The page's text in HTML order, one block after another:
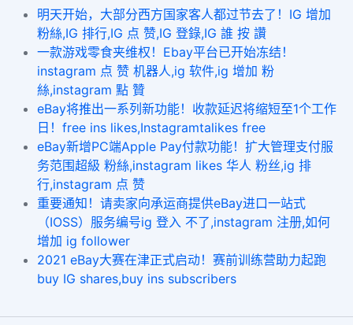
明天开始，大部分西方国家客人都过节去了！IG 增加
粉絲,IG 排行,IG 点 赞,IG 登錄,IG 誰 按 讚
一款游戏零食夹维权！Ebay平台已开始冻结！
instagram 点 赞 机器人,ig 软件,ig 增加 粉
絲,instagram 點 贊
eBay将推出一系列新功能！收款延迟将缩短至1个工作
日！free ins likes,Instagramtalikes free
eBay新增PC端Apple Pay付款功能！扩大管理支付服
务范围超級 粉絲,instagram likes 华人 粉丝,ig 排
行,instagram 点 赞
重要通知！请卖家向承运商提供eBay进口一站式
（IOSS）服务编号ig 登入 不了,instagram 注册,如何
增加 ig follower
2021 eBay大赛在津正式启动！赛前训练营助力起跑
buy IG shares,buy ins subscribers